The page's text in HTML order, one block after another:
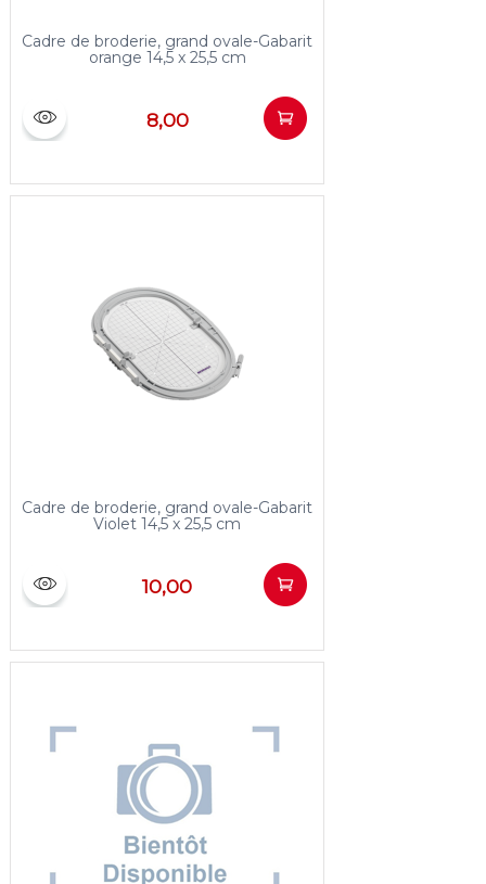
Cadre de broderie, grand ovale-Gabarit
orange 14,5 x 25,5 cm
8,00
Cadre de broderie, grand ovale-Gabarit
Violet 14,5 x 25,5 cm
10,00